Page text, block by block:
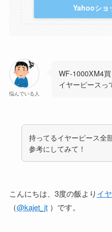
Yahooショ
悩んでいる人
WF-1000XM4
イヤーピースっ
持ってるイヤーピース全
参考にしてみて！
こんにちは、3度の飯よりイ
（@kajet_jt）です。